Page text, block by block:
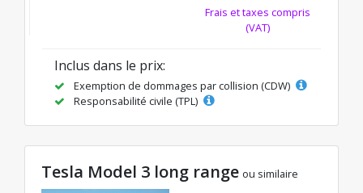
Frais et taxes compris
(VAT)
Inclus dans le prix:
Exemption de dommages par collision (CDW)
Responsabilité civile (TPL)
Tesla Model 3 long range ou similaire